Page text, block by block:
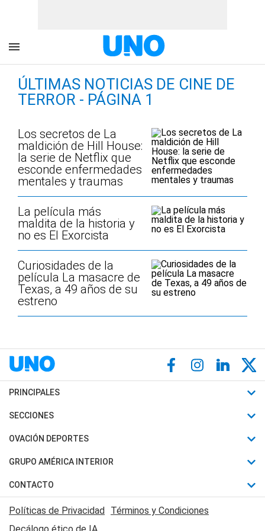
ÚLTIMAS NOTICIAS DE CINE DE
TERROR - PÁGINA 1
Los secretos de La
maldición de Hill House:
la serie de Netflix que
esconde enfermedades
mentales y traumas
La película más
maldita de la historia y
no es El Exorcista
Curiosidades de la
película La masacre de
Texas, a 49 años de su
estreno
PRINCIPALES
Últimas Noticias
Política
Judiciales
Economia
SECCIONES
Horóscopo
Motores
Trucos caseros
Series y Películas
OVACIÓN DEPORTES
Fútbol
Mundial
Automovilismo
Rugby
GRUPO AMÉRICA INTERIOR
Canal 7 en Vivo
CONTACTO
Acerca de Nosotros
Contactanos
Políticas de Privacidad Términos y Condiciones